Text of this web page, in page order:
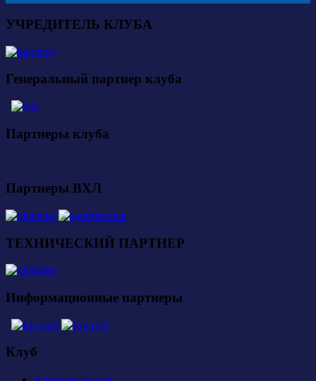
УЧРЕДИТЕЛЬ КЛУБА
Генеральный партнер клуба
Партнеры клуба
Партнеры ВХЛ
ТЕХНИЧЕСКИЙ ПАРТНЕР
Информационные партнеры
Клуб